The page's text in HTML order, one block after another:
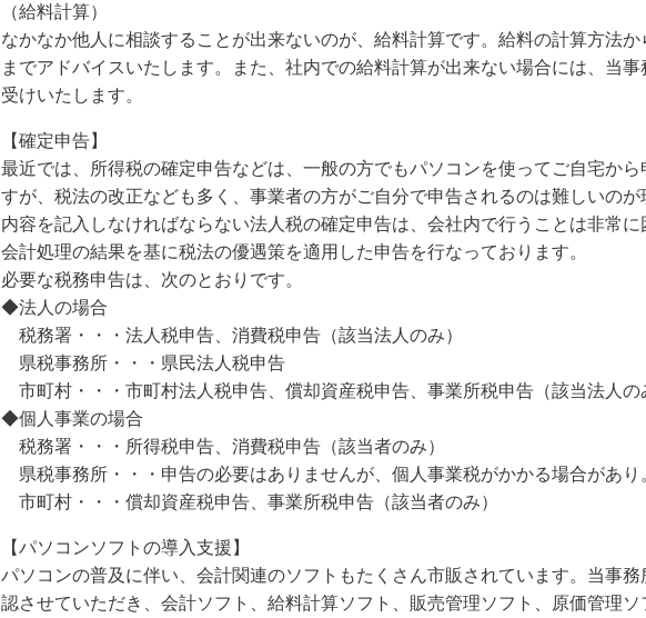
（給料計算）
なかなか他人に相談することが出来ないのが、給料計算です。給料の計算方法
までアドバイスいたします。また、社内での給料計算が出来ない場合には、当
受けいたします。
【確定申告】
最近では、所得税の確定申告などは、一般の方でもパソコンを使ってご自宅か
すが、税法の改正なども多く、事業者の方がご自分で申告されるのは難しいの
内容を記入しなければならない法人税の確定申告は、会社内で行うことは非常に
会計処理の結果を基に税法の優遇策を適用した申告を行なっております。
必要な税務申告は、次のとおりです。
◆法人の場合
税務署・・・法人税申告、消費税申告（該当法人のみ）
県税事務所・・・県民法人税申告
市町村・・・市町村法人税申告、償却資産税申告、事業所税申告（該当法人の
◆個人事業の場合
税務署・・・所得税申告、消費税申告（該当者のみ）
県税事務所・・・申告の必要はありませんが、個人事業税がかかる場合があり
市町村・・・償却資産税申告、事業所税申告（該当者のみ）
【パソコンソフトの導入支援】
パソコンの普及に伴い、会計関連のソフトもたくさん市販されています。当事
認させていただき、会計ソフト、給料計算ソフト、販売管理ソフト、原価管理